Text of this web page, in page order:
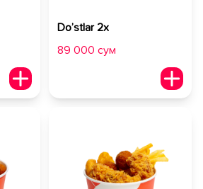
Do’stlar 2х
89 000 сум